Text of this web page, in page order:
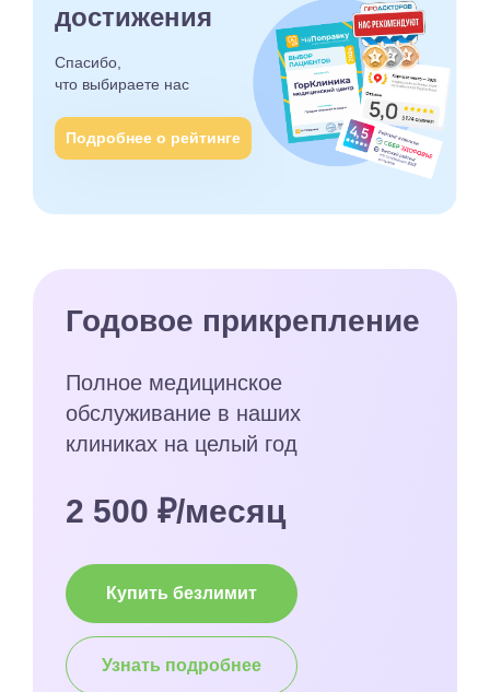
достижения
Спасибо,
что выбираете нас
Подробнее о рейтинге
Годовое прикрепление
Полное медицинское
обслуживание в наших
клиниках на целый год
2 500 ₽/месяц
Купить безлимит
Узнать подробнее